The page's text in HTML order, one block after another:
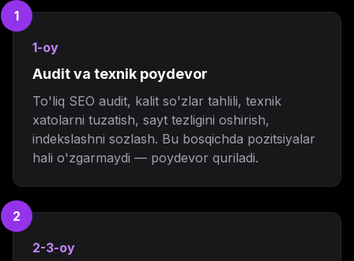
1
1-oy
Audit va texnik poydevor
To'liq SEO audit, kalit so'zlar tahlili, texnik
xatolarni tuzatish, sayt tezligini oshirish,
indekslashni sozlash. Bu bosqichda pozitsiyalar
hali o'zgarmaydi — poydevor quriladi.
2
2-3-oy